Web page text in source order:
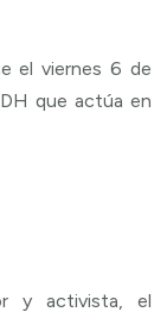
el viernes 6 de
que actúa en
y activista, el